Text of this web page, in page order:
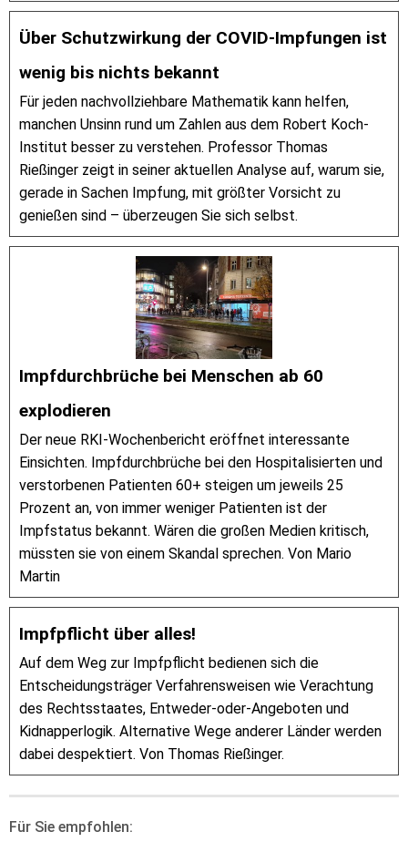
Über Schutzwirkung der COVID-Impfungen ist
wenig bis nichts bekannt
Für jeden nachvollziehbare Mathematik kann helfen,
manchen Unsinn rund um Zahlen aus dem Robert Koch-
Institut besser zu verstehen. Professor Thomas
Rießinger zeigt in seiner aktuellen Analyse auf, warum sie,
gerade in Sachen Impfung, mit größter Vorsicht zu
genießen sind – überzeugen Sie sich selbst.
Impfdurchbrüche bei Menschen ab 60
explodieren
Der neue RKI-Wochenbericht eröffnet interessante
Einsichten. Impfdurchbrüche bei den Hospitalisierten und
verstorbenen Patienten 60+ steigen um jeweils 25
Prozent an, von immer weniger Patienten ist der
Impfstatus bekannt. Wären die großen Medien kritisch,
müssten sie von einem Skandal sprechen. Von Mario
Martin
Impfpflicht über alles!
Auf dem Weg zur Impfpflicht bedienen sich die
Entscheidungsträger Verfahrensweisen wie Verachtung
des Rechtsstaates, Entweder-oder-Angeboten und
Kidnapperlogik. Alternative Wege anderer Länder werden
dabei despektiert. Von Thomas Rießinger.
Für Sie empfohlen: